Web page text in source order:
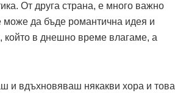
От друга страна, е много важно
може да бъде романтична идея и
в днешно време влагаме, а
и вдъхновяваш някакви хора и това